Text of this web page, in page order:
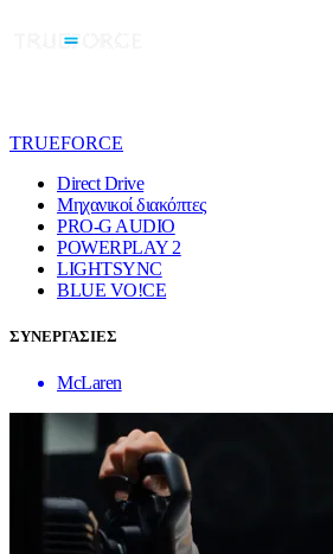
TRUEFORCE
Direct Drive
Μηχανικοί διακόπτες
PRO-G AUDIO
POWERPLAY 2
LIGHTSYNC
BLUE VO!CE
ΣΥΝΕΡΓΑΣΙΕΣ
McLaren